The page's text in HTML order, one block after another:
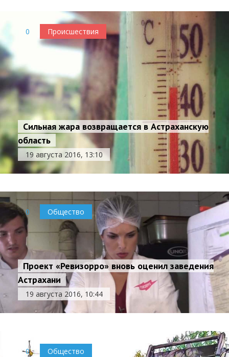
0 Происшествия
Сильная жара возвращается в Астраханскую
область
19 августа 2016, 13:10
0 Общество
Проект «Ревизорро» вновь оценил заведения
Астрахани
19 августа 2016, 10:44
0 Общество